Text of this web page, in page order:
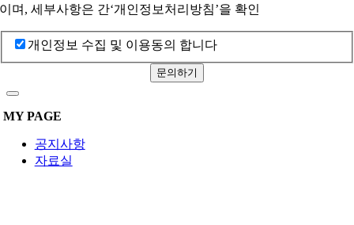
이며, 세부사항은 간‘개인정보처리방침’을 확인
개인정보 수집 및 이용동의 합니다
문의하기
MY PAGE
공지사항
자료실